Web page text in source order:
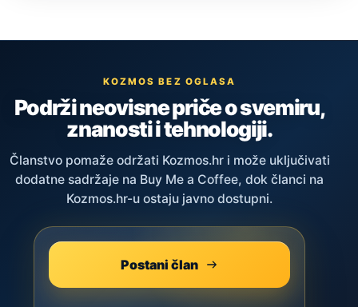
KOZMOS BEZ OGLASA
Podrži neovisne priče o svemiru,
znanosti i tehnologiji.
Članstvo pomaže održati Kozmos.hr i može uključivati
dodatne sadržaje na Buy Me a Coffee, dok članci na
Kozmos.hr-u ostaju javno dostupni.
Postani član